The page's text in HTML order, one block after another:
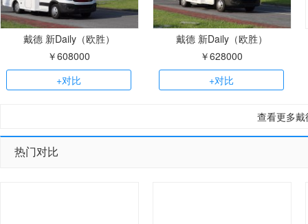
戴德 新Daily（欧胜）
￥608000
+对比
戴德 新Daily（欧胜）
￥628000
+对比
查看更多
热门对比